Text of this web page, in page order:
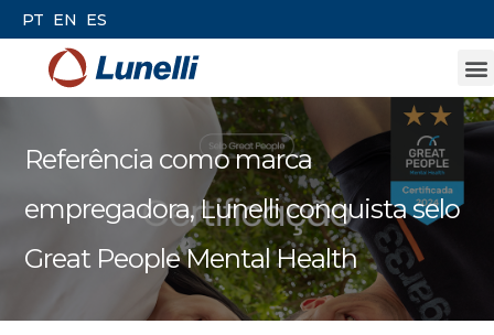
PT EN ES
Referência como marca
empregadora, Lunelli conquista selo
Great People Mental Health